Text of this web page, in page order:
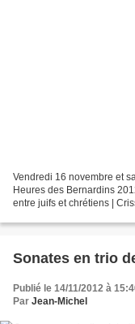
Vendredi 16 novembre et
Heures des Bernardins
entre juifs et chrétiens |
Sonates en trio
Publié le 14/11/2012 à
Par Jean-Michel